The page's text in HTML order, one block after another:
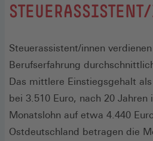
Steuerassistent/innen
Berufserfahrung
Das mittlere Einstiegsgehalt
bei 3.510 Euro, nach 20
Monatslohn auf etwa 4.440
Ostdeutschland betragen die